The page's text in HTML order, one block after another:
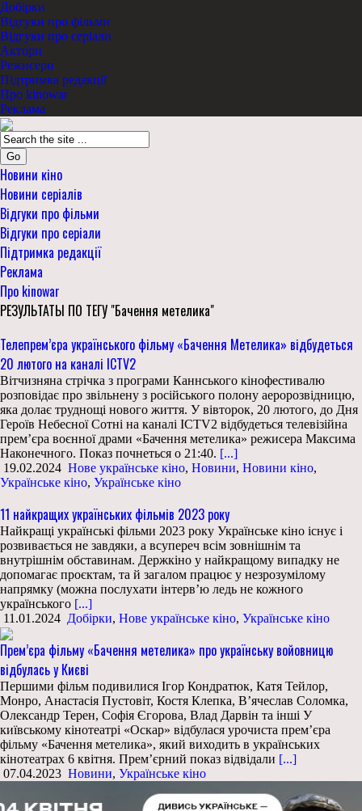
Добірки
Відгуки про фільми
Відгуки про серіали
Актори
Режисери
Підтримка редакції
Про kinowar
Реклама
Go
Новини кіно
Новини серіалів
Відгуки про фільми
Відгуки про серіали
Підтримка редакції
Реклама
Про kinowar
РЕЗУЛЬТАТЫ ПО ТЕГУ "Бачення метелика"
Телепрем’єра українського фільму «Бачення Метелика» відбудеться
20 лютого на каналі ICTV2
Вітчизняна стрічка з програми Каннського кінофестивалю
розповідає про звільнену з російського полону аеророзвідницю,
яка долає труднощі нового життя. У вівторок, 20 лютого, до Дня
Героїв Небесної Сотні на каналі ICTV2 відбудеться телевізійна
прем’єра воєнної драми «Бачення метелика» режисера Максима
Наконечного. Показ почнеться о 21:40. [...]
19.02.2024 Нове українське кіно, Новини, Новини кіно,
Українське кіно, Українське кіно
11 найкращих українських фільмів 2023 року
Найкращі українські фільми 2023 року Українське кіно існує і
розвивається не завдяки, а всупереч всім зовнішнім та
внутрішнім обставинам. Держкіно у найкращому випадку не
допомагає проєктам, та й загалом працює у незрозумілому
напрямку (можна послухати інтерв’ю ледь не кожного
українського [...]
11.01.2024 Добірки, Нове українське кіно, Українське кіно
Прем’єра фільму «Бачення метелика» про українську войовницю
відбулась у Києві
Першими фільм подивилися Ігор Кондратюк, Катя Тейлор,
Монро, Анастасія Пустовіт, Костя Клепка, В’ячеслав Соломка,
Олександр Терен, Софія Єгорова, Влад Дарвін та інші У
київському кінотеатрі «Оскар» відбулася урочиста прем’єра
фільму «Бачення метелика», який виходить в українських
кінотеатрах 6 квітня. Прем’єрний показ відвідали [...]
07.04.2023 Новини, Українське кіно